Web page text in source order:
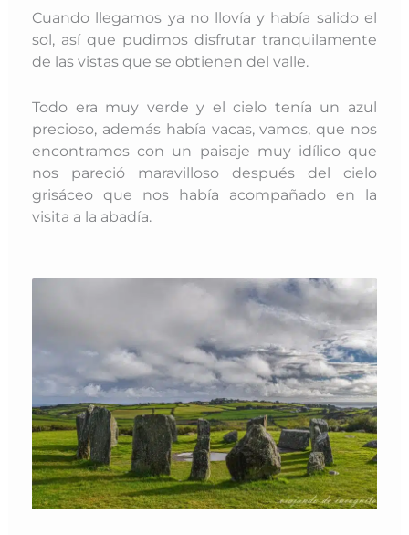
Cuando llegamos ya no llovía y había salido el
sol, así que pudimos disfrutar tranquilamente
de las vistas que se obtienen del valle.
Todo era muy verde y el cielo tenía un azul
precioso, además había vacas, vamos, que nos
encontramos con un paisaje muy idílico que
nos pareció maravilloso después del cielo
grisáceo que nos había acompañado en la
visita a la abadía.